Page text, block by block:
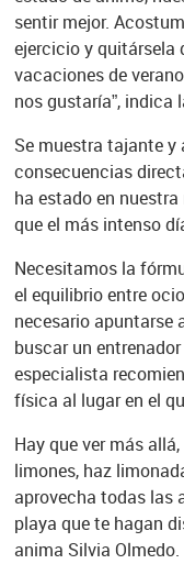
sentir mejor.
ejercicio y quitársela
vacaciones de
nos gustaría”, indica
Se muestra tajante
consecuencias
ha estado en
que el más intenso
Necesitamos la
el equilibrio entre
necesario apuntarse
buscar un
especialista
física al lugar en el
Hay que ver más
limones, haz
aprovecha todas las
playa que te hagan
anima Silvia Olmedo.